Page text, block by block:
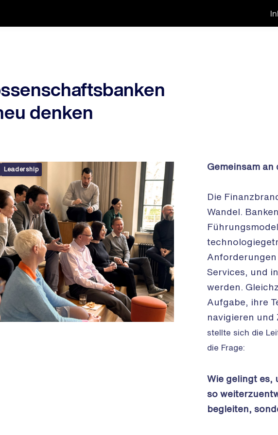
denken
Leadership Gemeinsam
Die
Wandel.
Services, und
werden.
Aufgabe, ihre
navigieren
stellte sich die
die Frage:
Wie gelingt es,
so
begleiten,